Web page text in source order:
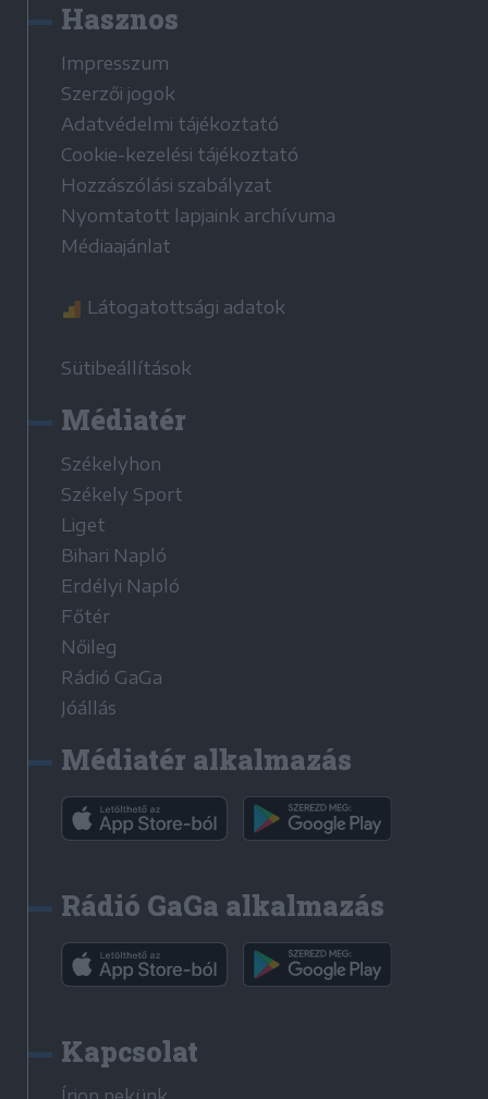
Hasznos
Impresszum
Szerzői jogok
Adatvédelmi tájékoztató
Cookie-kezelési tájékoztató
Hozzászólási szabályzat
Nyomtatott lapjaink archívuma
Médiaajánlat
Látogatottsági adatok
Sütibeállítások
Médiatér
Székelyhon
Székely Sport
Liget
Bihari Napló
Erdélyi Napló
Főtér
Nőileg
Rádió GaGa
Jóállás
Médiatér alkalmazás
Rádió GaGa alkalmazás
Kapcsolat